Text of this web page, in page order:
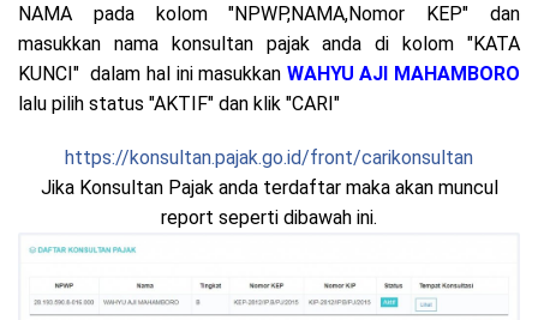
NAMA pada kolom "NPWP,NAMA,Nomor KEP" dan
masukkan nama konsultan pajak anda di kolom "KATA
KUNCI" dalam hal ini masukkan WAHYU AJI MAHAMBORO
lalu pilih status "AKTIF" dan klik "CARI"
https://konsultan.pajak.go.id/front/carikonsultan
Jika Konsultan Pajak anda terdaftar maka akan muncul
report seperti dibawah ini.